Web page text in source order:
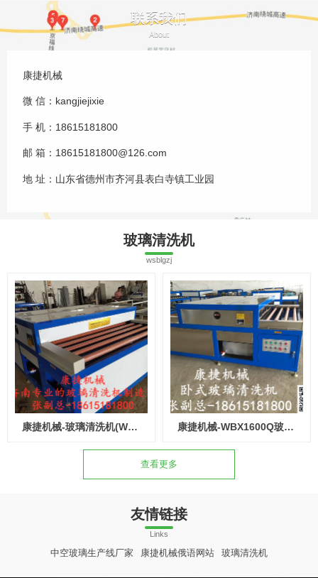
联系我们
About
康捷机械
微 信：kangjiejixie
手 机：18615181800
邮 箱：18615181800@126.com
地 址：山东省德州市齐河县表白寺镇工业园
玻璃清洗机
wsblgzj
康捷机械-玻璃清洗机(WBX2000Q花辊) 康捷机械-WBX1600Q玻璃清洗机(全胶辊)
查看更多
友情链接
Links
中空玻璃生产线厂家 康捷机械俄语网站 玻璃清洗机